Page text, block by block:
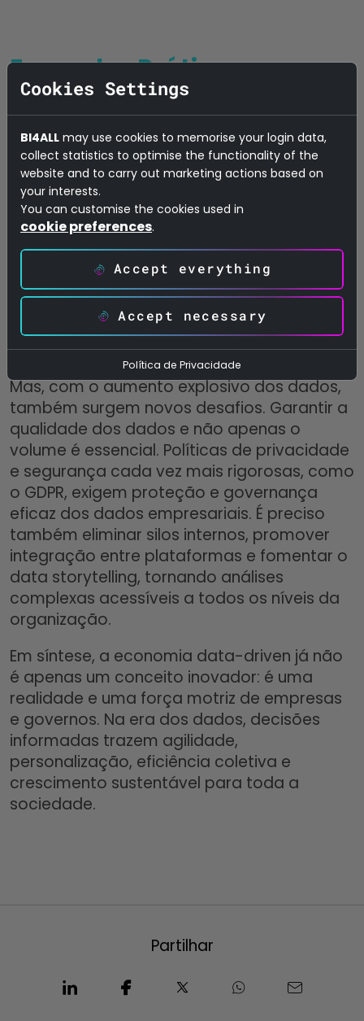
Exemplos Práticos
Um grande retalhista europeu utilizou IA
para prever picos de procura durante
épocas festivas, ajustando
automaticamente o stock e melhorando a
experiência do cliente. Ou um banco
nacional implementou sistemas de Machine
Learning para analisar transações suspeitas,
reduzindo casos de fraude e aumentando a
confiança dos clientes nos serviços digitais.
Estes são apenas dois bons exemplos de
como as soluções tecnológicas contribuem
positivamente em diferentes setores.
Mas, com o aumento explosivo dos dados,
também surgem novos desafios. Garantir a
qualidade dos dados e não apenas o
volume é essencial. Políticas de privacidade
e segurança cada vez mais rigorosas, como
o GDPR, exigem proteção e governança
eficaz dos dados empresariais. É preciso
também eliminar silos internos, promover
integração entre plataformas e fomentar o
data storytelling, tornando análises
complexas acessíveis a todos os níveis da
organização.​
Em síntese, a economia data-driven já não
é apenas um conceito inovador: é uma
realidade e uma força motriz de empresas
e governos. Na era dos dados, decisões
informadas trazem agilidade,
personalização, eficiência coletiva e
crescimento sustentável para toda a
sociedade.
Partilhar
Cookies Settings
BI4ALL may use cookies to memorise your login data,
collect statistics to optimise the functionality of the
website and to carry out marketing actions based on
your interests.
You can customise the cookies used in
cookie preferences.
Accept everything
Accept necessary
Política de Privacidade